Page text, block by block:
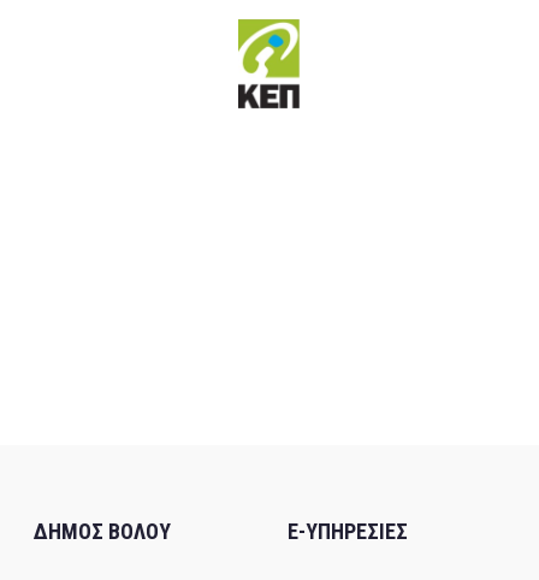
ΔΗΜΟΣ ΒΟΛΟΥ E-ΥΠΗΡΕΣΙΕΣ